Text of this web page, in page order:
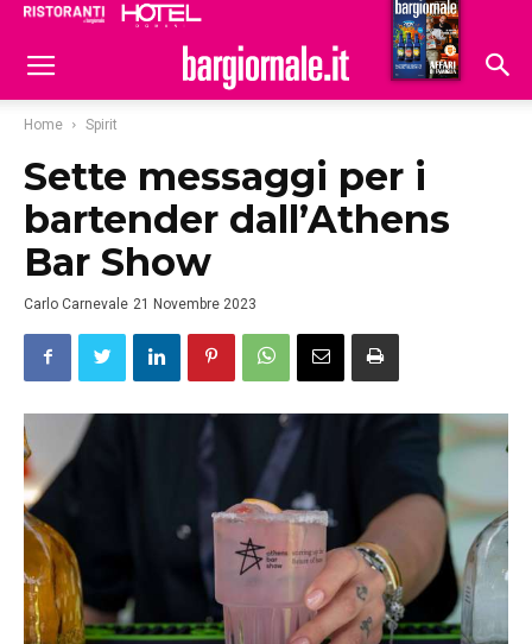
Hoteldomani
Home Spirit
Sette messaggi per i
bartender dall’Athens
Bar Show
Carlo Carnevale 21 Novembre 2023